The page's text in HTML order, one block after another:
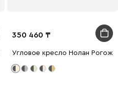
Бежевый/Черный
350 460
Угловое кресло Нолан